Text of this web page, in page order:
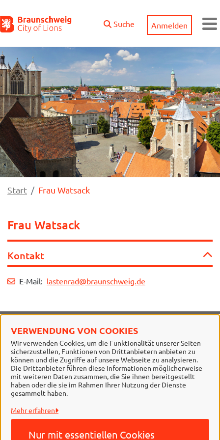
VERWENDUNG VON COOKIES
Wir verwenden Cookies, um die Funktionalität unserer Seiten
sicherzustellen, Funktionen von Drittanbietern anbieten zu
können und die Zugriffe auf unsere Webseite zu analysieren.
Die Drittanbieter führen diese Informationen möglicherweise
mit weiteren Daten zusammen, die Sie ihnen bereitgestellt
haben oder die sie im Rahmen Ihrer Nutzung der Dienste
gesammelt haben.
Mehr erfahren
Nur mit essentiellen Cookies
Suche Anmelden
Start Frau Watsack
Frau Watsack
Kontakt
E-Mail: lastenrad@braunschweig.de
Stadt Braunschweig
Alle Rechte vorbehalten